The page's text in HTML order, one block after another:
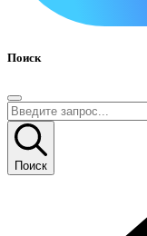
Поиск
Поиск